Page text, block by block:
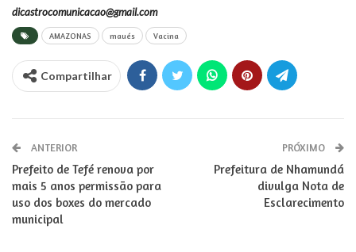
dicastrocomunicacao@gmail.com
AMAZONAS maués Vacina
Compartilhar
ANTERIOR
Prefeito de Tefé renova por
mais 5 anos permissão para
uso dos boxes do mercado
municipal
PRÓXIMO
Prefeitura de Nhamundá
divulga Nota de
Esclarecimento